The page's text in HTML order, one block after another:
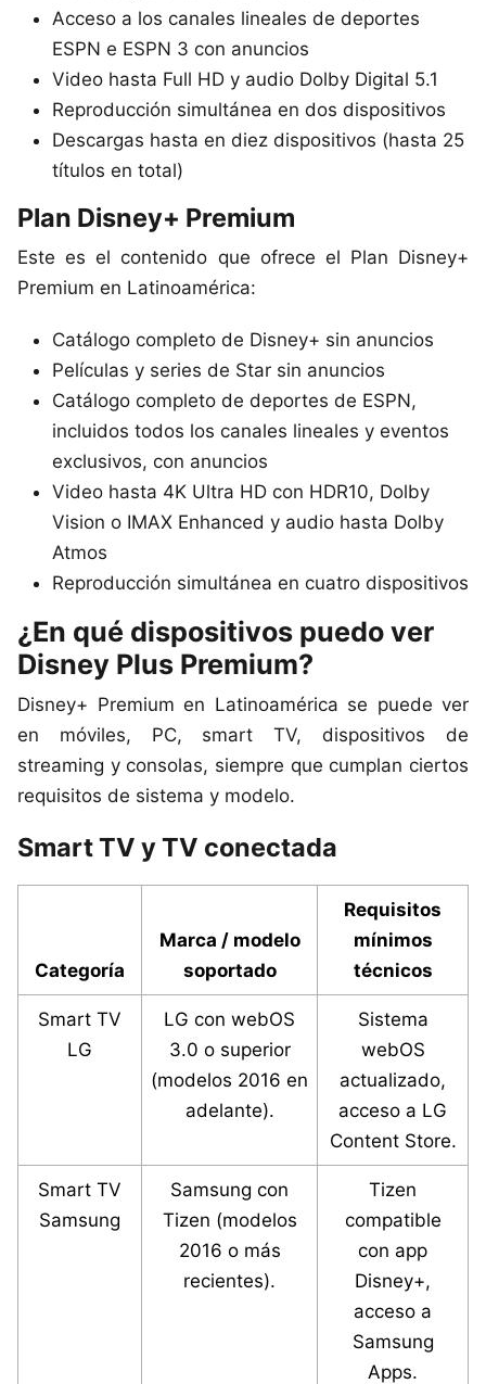
Acceso a los canales lineales de deportes
ESPN e ESPN 3 con anuncios
Video hasta Full HD y audio Dolby Digital 5.1
Reproducción simultánea en dos dispositivos
Descargas hasta en diez dispositivos (hasta 25
títulos en total)
Plan Disney+ Premium
Este es el contenido que ofrece el Plan Disney+
Premium en Latinoamérica:
Catálogo completo de Disney+ sin anuncios
Películas y series de Star sin anuncios
Catálogo completo de deportes de ESPN,
incluidos todos los canales lineales y eventos
exclusivos, con anuncios
Video hasta 4K Ultra HD con HDR10, Dolby
Vision o IMAX Enhanced y audio hasta Dolby
Atmos
Reproducción simultánea en cuatro dispositivos
¿En qué dispositivos puedo ver
Disney Plus Premium?
Disney+ Premium en Latinoamérica se puede ver
en móviles, PC, smart TV, dispositivos de
streaming y consolas, siempre que cumplan ciertos
requisitos de sistema y modelo.
Smart TV y TV conectada
Categoría
Marca / modelo
soportado
Requisitos
mínimos
técnicos
Smart TV
LG
LG con webOS
3.0 o superior
(modelos 2016 en
adelante).
Sistema
webOS
actualizado,
acceso a LG
Content Store.
Smart TV
Samsung
Samsung con
Tizen (modelos
2016 o más
recientes).
Tizen
compatible
con app
Disney+,
acceso a
Samsung
Apps.